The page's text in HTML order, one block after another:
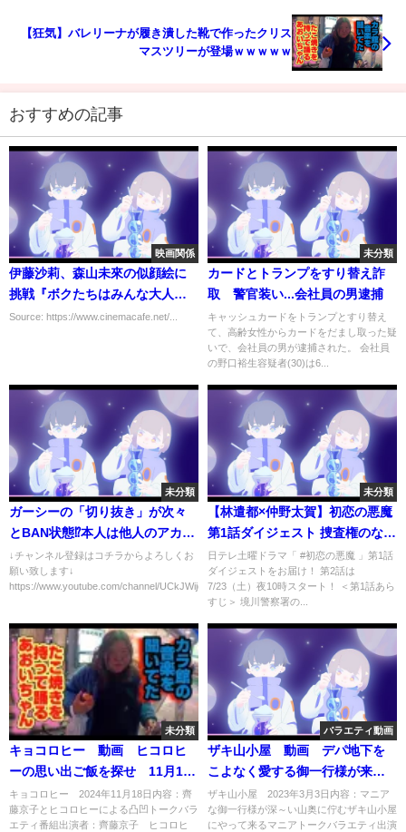
【狂気】バレリーナが履き潰した靴で作ったクリス
マスツリーが登場ｗｗｗｗｗ
おすすめの記事
映画関係
伊藤沙莉、森山未來の似顔絵に
挑戦『ボクたちはみんな大人に
なれなかった』メイキング映像
Source: https://www.cinemacafe.net/...
未分類
カードとトランプをすり替え詐
取 警官装い...会社員の男逮捕
キャッシュカードをトランプとすり替え
て、高齢女性からカードをだまし取った疑
いで、会社員の男が逮捕された。 会社員
の野口裕生容疑者(30)は6...
未分類
ガーシーの「切り抜き」が次々
とBAN状態⁉本人は他人のアカウ
ントを利用に違反の声も⁉
↓チャンネル登録はコチラからよろしくお
願い致します↓
https://www.youtube.com/channel/UCkJWijqCMA...
未分類
【林遣都×仲野太賀】初恋の悪魔
第1話ダイジェスト 捜査権のない
4人が事件解決に挑む！ 【日テレ
ドラマ公式】
日テレ土曜ドラマ「 #初恋の悪魔 」第1話
ダイジェストをお届け！ 第2話は
7/23（土）夜10時スタート！ ＜第1話あら
すじ＞ 境川警察署の...
未分類
キョコロヒー 動画 ヒコロヒ
ーの思い出ご飯を探せ 11月18
日
キョコロヒー 2024年11月18日内容：齊
藤京子とヒコロヒーによる凸凹トークバラ
エティ番組出演者：齊藤京子 ヒコロヒ
バラエティ動画
ザキ山小屋 動画 デパ地下を
こよなく愛する御一行様が来
館 3月3日
ザキ山小屋 2023年3月3日内容：マニア
な御一行様が深～い山奥に佇むザキ山小屋
にやって来るマニアトークバラエティ出演